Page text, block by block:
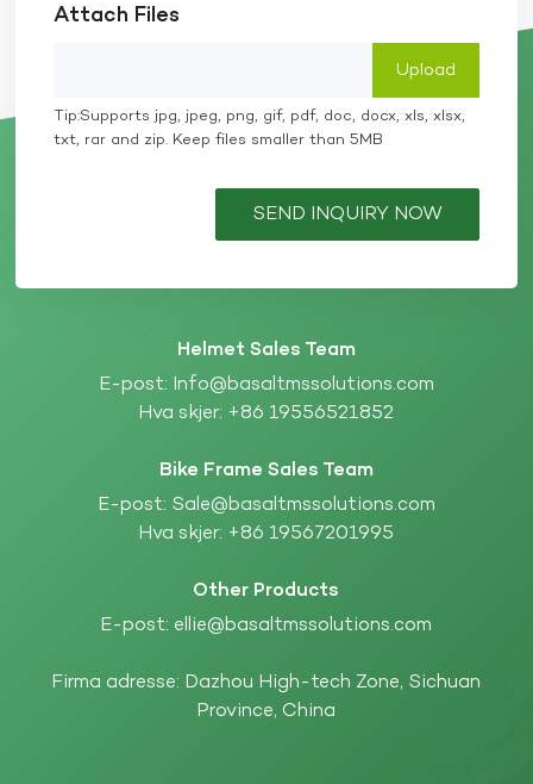
Attach Files
Tip:Supports jpg, jpeg, png, gif, pdf, doc, docx, xls, xlsx,
txt, rar and zip. Keep files smaller than 5MB
SEND INQUIRY NOW
Helmet Sales Team
E-post: Info@basaltmssolutions.com
Hva skjer: +86 19556521852
Bike Frame Sales Team
E-post: Sale@basaltmssolutions.com
Hva skjer: +86 19567201995
Other Products
E-post: ellie@basaltmssolutions.com
Firma adresse: Dazhou High-tech Zone, Sichuan
Province, China